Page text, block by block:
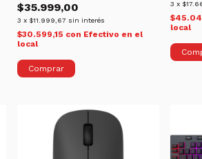
$35.999,00
3 x $11.999,67 sin interés
$30.599,15 con Efectivo en el
local
Comprar
3 x
local